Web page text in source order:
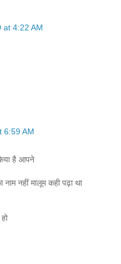
at 4:22 AM
6:59 AM
है आपने
नहीं मालूम कही पढ़ा था